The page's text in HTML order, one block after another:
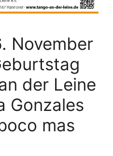
November
der Leine
Gonzales
mas